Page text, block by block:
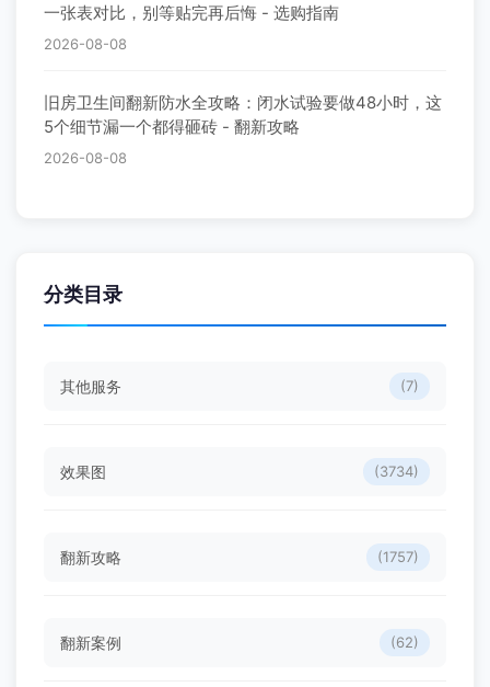
一张表对比，别等贴完再后悔 - 选购指南
2026-08-08
旧房卫生间翻新防水全攻略：闭水试验要做48小时，这
5个细节漏一个都得砸砖 - 翻新攻略
2026-08-08
分类目录
其他服务 (7)
效果图 (3734)
翻新攻略 (1757)
翻新案例 (62)